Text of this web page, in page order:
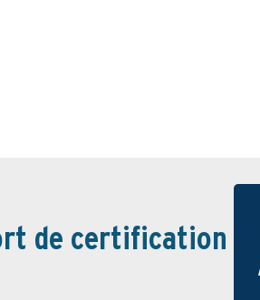
de certification